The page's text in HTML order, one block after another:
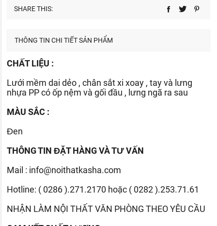
SHARE THIS:
THÔNG TIN CHI TIẾT SẢN PHẨM
CHẤT LIỆU :
Lưới mềm dai dẻo , chân sắt xi xoay , tay và lưng
nhựa PP có ốp nệm và gối đầu , lưng ngã ra sau
MÀU SẮC :
Đen
THÔNG TIN ĐẶT HÀNG VÀ TƯ VẤN
Mail : info@noithatkasha.com
Hotline: ( 0286 ).271.2170 hoặc ( 0282 ).253.71.61
NHẬN LÀM NỘI THẤTVĂN PHÒNG THEO YÊU CẦU